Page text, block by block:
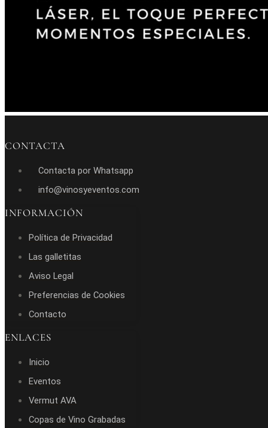
CONTACTA
Contacta por Whatsapp
info@vinosyeventos.com
INFORMACIÓN
Política de Privacidad
Las galletitas
Aviso Legal
Preferencias de Cookies
Contacto
ENLACES
Inicio
Eventos
Vermut AVA
Copas de Vino Grabadas